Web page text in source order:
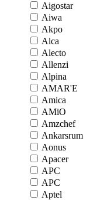
Aigostar
Aiwa
Akpo
Alca
Alecto
Allenzi
Alpina
AMAR'E
Amica
AMiO
Amzchef
Ankarsrum
Aonus
Apacer
APC
APC
Aptel